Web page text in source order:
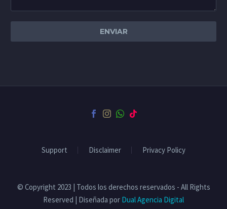
Support Disclaimer Privacy Policy
© Copyright 2023 | Todos los derechos reservados - All Rights
Reserved | Diseñada por Dual Agencia Digital